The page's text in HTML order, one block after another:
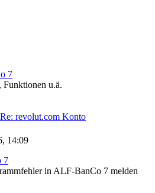
7
Funktionen u.ä.
Re: revolut.com Konto
14:09
7
in ALF-BanCo 7 melden